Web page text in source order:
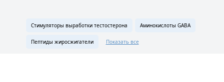
Стимуляторы выработки тестостерона Аминокислоты GABA
Пептиды жиросжигатели Показать все